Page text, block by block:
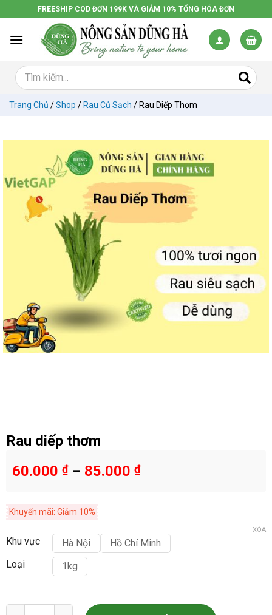
đến
dung
FREESHIP COD ĐƠN 199K VÀ GIẢM 10% TỔNG HÓA ĐƠN
Trang Chủ /Shop / Rau Củ Sạch / Rau Diếp Thơm
Rau diếp thơm
60.000 ₫– 85.000 ₫
Khuyến mãi: Giảm 10%
Khu vực Hà Nội
Hồ Chí Minh
Loại
1kg
XÓA
Rau diếp thơm số lượng